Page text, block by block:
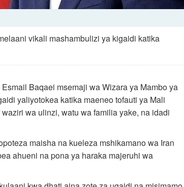
vikali mashambulizi ya kigaidi katika
Baqaei msemaji wa Wizara ya Mambo ya
yaliyotokea katika maeneo tofauti ya Mali
wa ulinzi, watu wa familia yake, na idadi
maisha na kueleza mshikamano wa Iran
ahueni na pona ya haraka majeruhi wa